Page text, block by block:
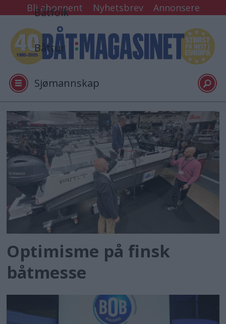
Bli abonnent Nyhetsbrev Annonsere
Båtfolk
Båttur
Sjømannskap
Tester
Arkiv
Video
Logg inn
Tag:
amt
Optimisme på finsk
båtmesse